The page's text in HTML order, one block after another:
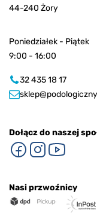
44-240 Żory
Poniedziałek - Piątek
9:00 - 16:00
32 435 18 17
Dołącz do naszej
Nasi przwoźnicy